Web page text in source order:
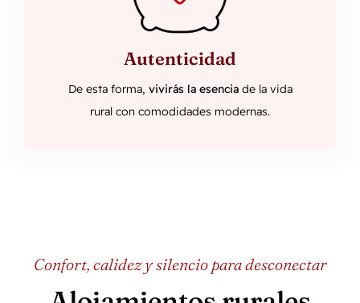
Autenticidad
De esta forma, vivirás la esenciade la vida
rural con comodidades modernas.
Confort, calidez y silencio para desconectar